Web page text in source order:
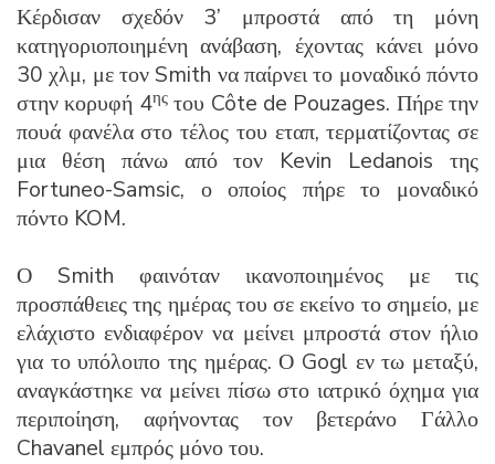
Κέρδισαν σχεδόν 3’ μπροστά από τη μόνη
κατηγοριοποιημένη ανάβαση, έχοντας κάνει μόνο
30 χλμ, με τον Smith να παίρνει το μοναδικό πόντο
στην κορυφή 4ηςτου Côte de Pouzages. Πήρε την
πουά φανέλα στο τέλος του εταπ, τερματίζοντας σε
μια θέση πάνω από τον Kevin Ledanois της
Fortuneo-Samsic, ο οποίος πήρε το μοναδικό
πόντο KOM.
Ο Smith φαινόταν ικανοποιημένος με τις
προσπάθειες της ημέρας του σε εκείνο το σημείο, με
ελάχιστο ενδιαφέρον να μείνει μπροστά στον ήλιο
για το υπόλοιπο της ημέρας. Ο Gogl εν τω μεταξύ,
αναγκάστηκε να μείνει πίσω στο ιατρικό όχημα για
περιποίηση, αφήνοντας τον βετεράνο Γάλλο
Chavanel εμπρός μόνο του.